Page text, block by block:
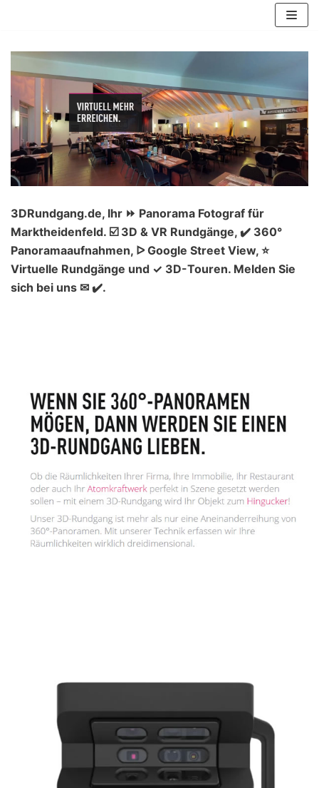
Inhalt
springen
3DRundgang.de, Ihr ⏩ Panorama Fotograf für
Marktheidenfeld. ☑️ 3D & VR Rundgänge, ✔️ 360°
Panoramaaufnahmen, ᐅ Google Street View, ⭐
Virtuelle Rundgänge und ✓ 3D-Touren. Melden Sie
sich bei uns ✉ ✔️.